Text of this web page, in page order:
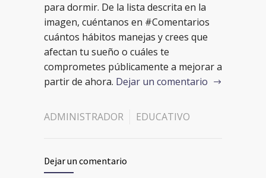
para dormir. De la lista descrita en la
imagen, cuéntanos en #Comentarios
cuántos hábitos manejas y crees que
afectan tu sueño o cuáles te
comprometes públicamente a mejorar a
partir de ahora. Dejar un comentario
ADMINISTRADOR EDUCATIVO
Dejar un comentario